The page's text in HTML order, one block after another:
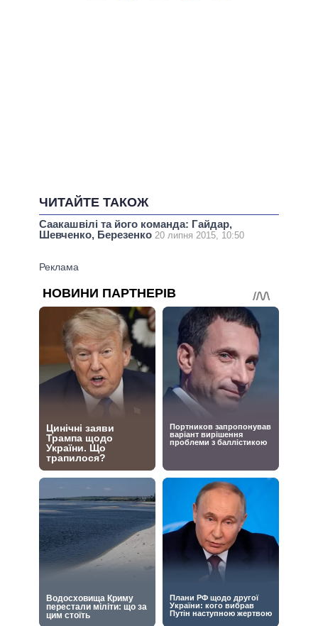
ЧИТАЙТЕ ТАКОЖ
Саакашвілі та його команда: Гайдар,
Шевченко, Березенко 20 липня 2015, 10:50